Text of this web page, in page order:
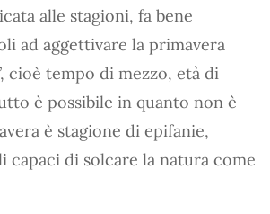
alle stagioni, fa bene
ad aggettivare la primavera
cioè tempo di mezzo, età di
è possibile in quanto non è
è stagione di epifanie,
capaci di solcare la natura come